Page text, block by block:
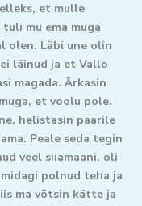
et mulle
mu ema muga
olen. Läbi une olin
läinud ja et Vallo
magada. Ärkasin
et voolu pole.
helistasin paarile
Peale seda tegin
veel siiamaani. oli
polnud teha ja
ma võtsin kätte ja